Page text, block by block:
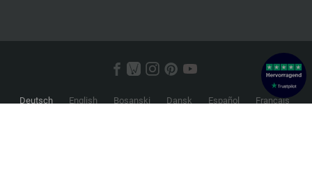
Deutsch English Bosanski Dansk Español
Français